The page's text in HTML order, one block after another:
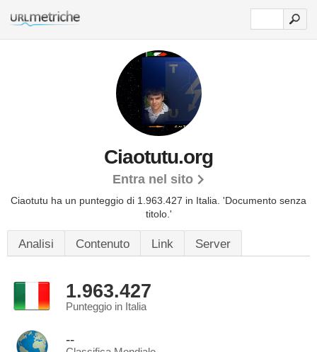
Ciaotutu.org
Entra nel sito
Ciaotutu ha un punteggio di 1.963.427 in Italia. 'Documento senza
titolo.'
Analisi Contenuto Link Server
1.963.427
Punteggio in Italia
--